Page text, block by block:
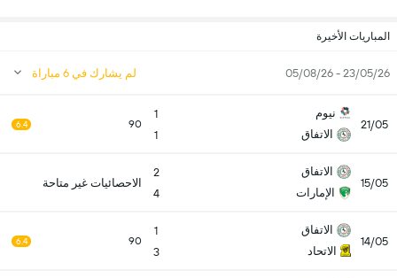
المباريات الأخيرة
23/05/26 - 05/08/26 لم يشارك في 6 مباراة
21/05
نيوم
الاتفاق
1
1
90
6.4
15/05
الاتفاق
الإمارات
2
4
الاحصائيات غير متاحة
14/05
الاتفاق
الاتحاد
1
3
90
6.4